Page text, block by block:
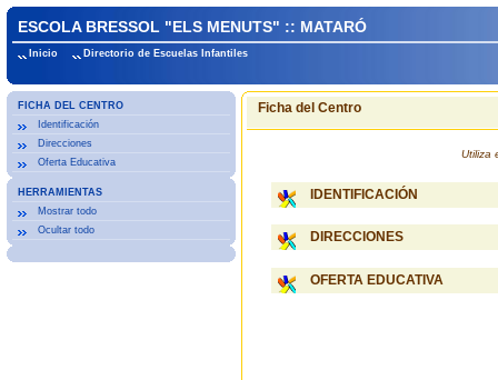
ESCOLA BRESSOL "ELS MENUTS" :: MATARÓ
Inicio Directorio de Escuelas Infantiles
FICHA DEL CENTRO
Identificación
Direcciones
Oferta Educativa
HERRAMIENTAS
Mostrar todo
Ocultar todo
Ficha del Centro
Utiliza
IDENTIFICACIÓN
DIRECCIONES
OFERTA EDUCATIVA